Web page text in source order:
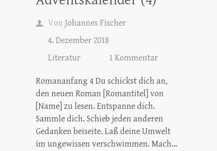
Von Johannes Fischer
4. Dezember 2018
Literatur
1 Kommentar
Romananfang 4 Du schickst dich an,
den neuen Roman [Romantitel] von
[Name] zu lesen. Entspanne dich.
Sammle dich. Schieb jeden anderen
Gedanken beiseite. Laß deine Umwelt
im ungewissen verschwimmen. Mach…